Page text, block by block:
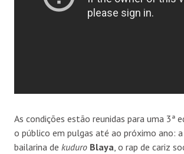
As condições estão reunidas para uma 3ª
o público em pulgas até ao próximo ano:
bailarina de kuduro Blaya , o rap de cariz